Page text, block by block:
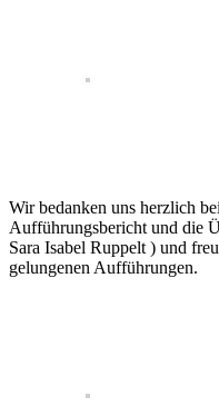
Wir bedanken uns herzlich
Aufführungsbericht und die
Sara Isabel Ruppelt ) und
gelungenen Aufführungen.